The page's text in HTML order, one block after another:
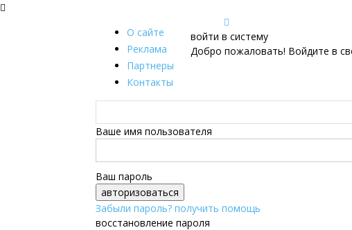
О сайте
Реклама
Партнеры
Контакты
войти в систему
Добро пожаловать! Войдите в
Ваше имя пользователя
Ваш пароль
Забыли пароль? получить помощь
восстановление пароля